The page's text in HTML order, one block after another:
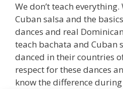
We don’t teach
Cuban salsa and the
dances and real
teach bachata and Cuban
danced in their countries
respect for these dances
know the difference